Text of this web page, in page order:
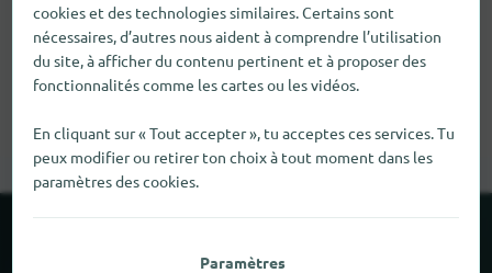
Malheureusement, nous ne pouvons pas trouver Damenduft
Karoline Kurkuva pour le moment. Si tu sais où trouver
Damenduft Karoline Kurkuva ici, nous serions heureux que tu
nous le dises.
cookies et des technologies similaires. Certains sont
nécessaires, d’autres nous aident à comprendre l’utilisation
du site, à afficher du contenu pertinent et à proposer des
fonctionnalités comme les cartes ou les vidéos.
En cliquant sur « Tout accepter », tu acceptes ces services. Tu
peux modifier ou retirer ton choix à tout moment dans les
paramètres des cookies.
Paramètres